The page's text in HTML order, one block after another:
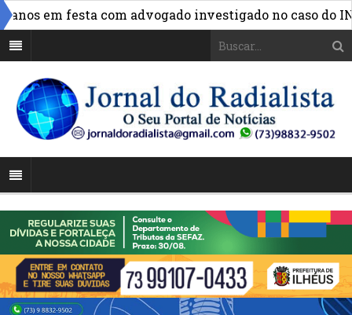
festa com advogado investigado no caso do INSS »